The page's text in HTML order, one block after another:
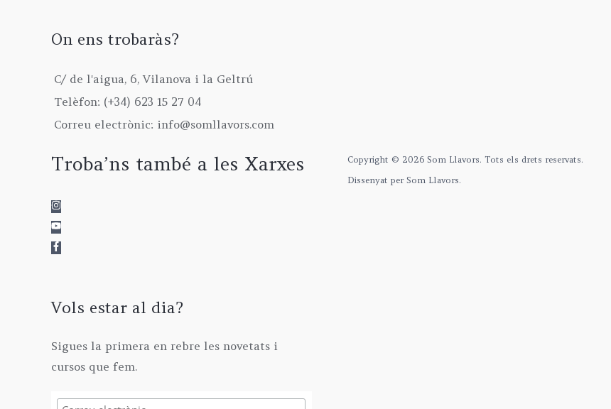
On ens trobaràs?
C/ de l'aigua, 6, Vilanova i la Geltrú
Telèfon: (+34) 623 15 27 04
Correu electrònic: info@somllavors.com
Troba’ns també a les Xarxes
Vols estar al dia?
Sigues la primera en rebre les novetats i
cursos que fem.
Copyright © 2026 Som Llavors. Tots els drets reservats.
Dissenyat per Som Llavors.